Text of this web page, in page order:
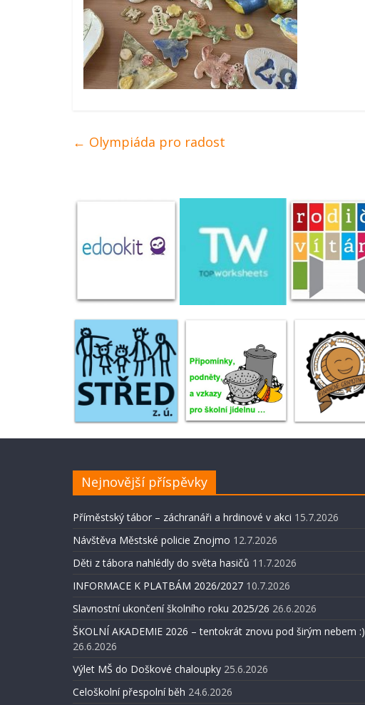
← Olympiáda pro radost
Nejnovější příspěvky
Příměstský tábor – záchranáři a hrdinové v akci 15.7.2026
Návštěva Městské policie Znojmo 12.7.2026
Děti z tábora nahlédly do světa hasičů 11.7.2026
INFORMACE K PLATBÁM 2026/2027 10.7.2026
Slavnostní ukončení školního roku 2025/26 26.6.2026
ŠKOLNÍ AKADEMIE 2026 – tentokrát znovu pod širým nebem :)
26.6.2026
Výlet MŠ do Doškové chaloupky 25.6.2026
Celoškolní přespolní běh 24.6.2026